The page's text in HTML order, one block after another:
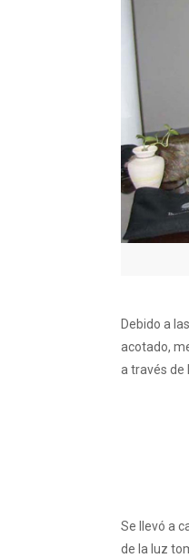
Debido a
acotado,
a través de
Se llevó a
de la luz